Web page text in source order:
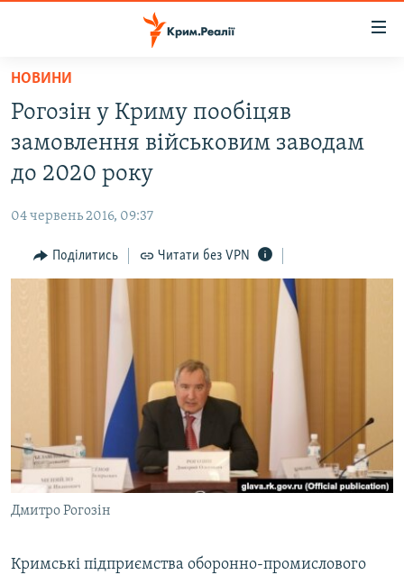
Перейти
основного
матеріалу
Перейти
до
основної
навігації
Перейти
до
ВОДА.КРИМ
ВІДЕО ТА ФОТО
БЛОГИ
ПОГЛЯД
СПЕЦПРОЕКТИ
ВІДЕОУРОКИ «ELIFBE»
СВІДЧЕННЯ ОКУПАЦІЇ
УКРАЇНСЬКА ПРОБЛЕМА КРИМУ
ІНФОГРАФІКА
ЯК ОБІЙТИ БЛОКУВАННЯ
Русский
Qırımtatar
ДОЛУЧАЙСЯ!
НОВИНИ
Рогозін у Криму пообіцяв
замовлення військовим заводам
до 2020 року
04 червень 2016, 09:37
Поділитись Читати без VPN
Дмитро Рогозін
Кримські підприємства оборонно-промислового